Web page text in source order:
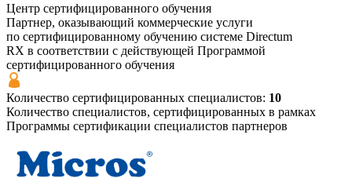
Центр сертифицированного обучения
Партнер, оказывающий коммерческие услуги
по сертифицированному обучению системе Directum
RX в соответствии с действующей Программой
сертифицированного обучения
Количество сертифицированных специалистов: 10
Количество специалистов, сертифицированных в рамках
Программы сертификации специалистов партнеров